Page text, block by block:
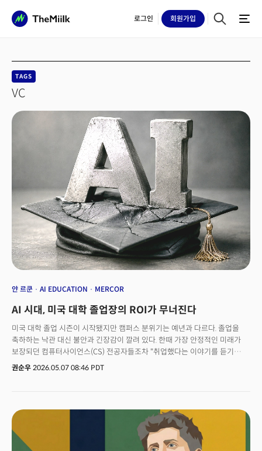
로그인 회원가입
TAGS
VC
얀 르쿤 AI EDUCATION MERCOR
AI 시대, 미국 대학 졸업장의 ROI가 무너진다
미국 대학 졸업 시즌이 시작됐지만 캠퍼스 분위기는 예년과 다르다. 졸업을
축하하는 낙관 대신 불안과 긴장감이 깔려 있다. 한때 가장 안정적인 미래가
보장되던 컴퓨터사이언스(CS) 전공자들조차 "취업했다는 이야기를 듣기
어렵다"는 말이 대학 현장에서 공공연하게 나온다. 조지아공대의 한 교수는
42%가 불완전 고용 상태에 놓여 있는 것으로 나타났다. 과거 안정적인
중산층으로의 진입로로 여겨졌던 화이트칼라 신입 일자리의 문턱이 전례 없이
높아진 것이다. 채용 플랫폼 핸드쉐이크의 데이터는 구조적 변화를 더욱
분명하게 보여준다. 2024년 8월부터 2025년 8월 사이 신입 채용 공고는
권순우 2026.05.07 08:46 PDT